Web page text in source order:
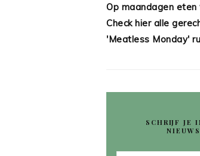
Op maandagen
Check hier alle
'Meatless Monday'
SCHRIJF JE